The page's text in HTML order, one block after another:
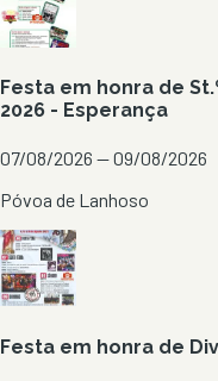
Festa em honra de
2026 - Esperança
07/08/2026 — 09/08/2026
Póvoa de Lanhoso
Festa em honra de